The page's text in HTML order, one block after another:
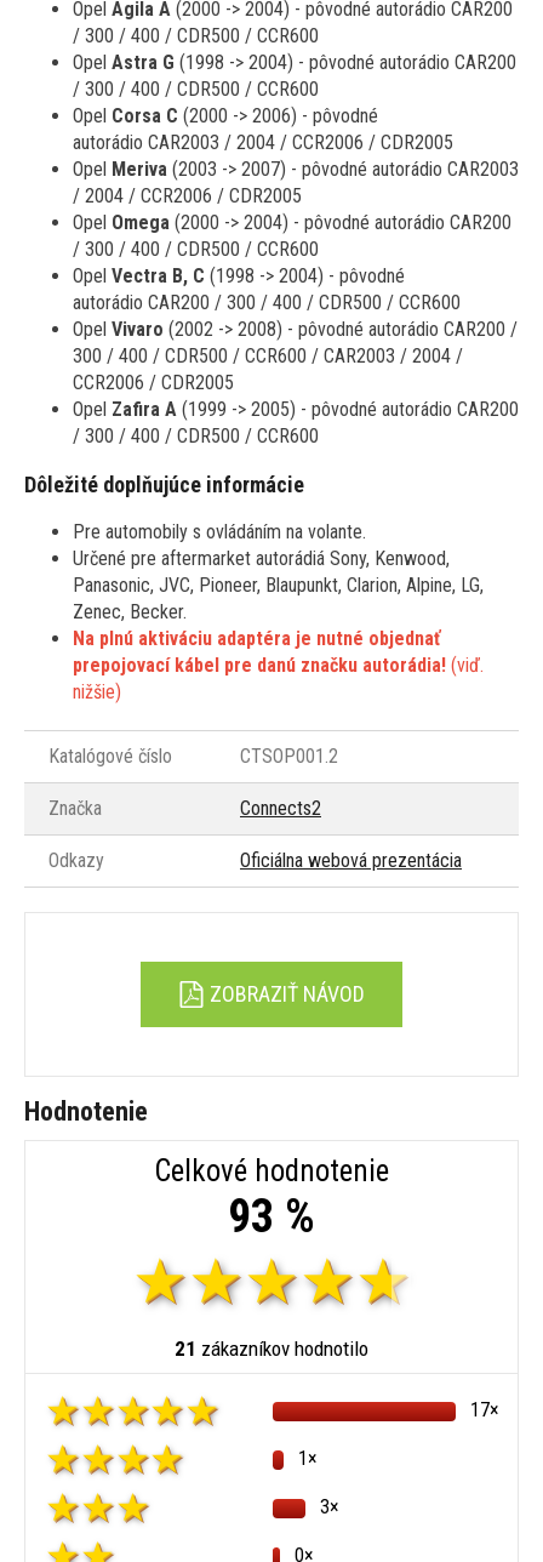
Opel Agila A (2000 -> 2004) - pôvodné autorádio CAR200
/ 300 / 400 / CDR500 / CCR600
Opel Astra G (1998 -> 2004) - pôvodné autorádio CAR200
/ 300 / 400 / CDR500 / CCR600
Opel Corsa C (2000 -> 2006) - pôvodné
autorádio CAR2003 / 2004 / CCR2006 / CDR2005
Opel Meriva (2003 -> 2007) - pôvodné autorádio CAR2003
/ 2004 / CCR2006 / CDR2005
Opel Omega (2000 -> 2004) - pôvodné autorádio CAR200
/ 300 / 400 / CDR500 / CCR600
Opel Vectra B, C (1998 -> 2004) - pôvodné
autorádio CAR200 / 300 / 400 / CDR500 / CCR600
Opel Vivaro (2002 -> 2008) - pôvodné autorádio CAR200 /
300 / 400 / CDR500 / CCR600 / CAR2003 / 2004 /
CCR2006 / CDR2005
Opel Zafira A (1999 -> 2005) - pôvodné autorádio CAR200
/ 300 / 400 / CDR500 / CCR600
Dôležité doplňujúce informácie
Pre automobily s ovládáním na volante.
Určené pre aftermarket autorádiá Sony, Kenwood,
Panasonic, JVC, Pioneer, Blaupunkt, Clarion, Alpine, LG,
Zenec, Becker.
Na plnú aktiváciu adaptéra je nutné objednať
prepojovací kábel pre danú značku autorádia! (viď.
nižšie)
Katalógové číslo CTSOP001.2
Značka Connects2
Odkazy Oficiálna webová prezentácia
ZOBRAZIŤ NÁVOD
Hodnotenie
Celkové hodnotenie
93 %
21 zákazníkov hodnotilo
17×
1×
3×
0×